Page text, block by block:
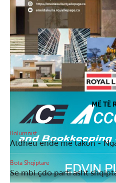
MË TË
Kolumnist
Atdheu ende më takon -
Bota Shqiptare
Se mbi çdo parti asht